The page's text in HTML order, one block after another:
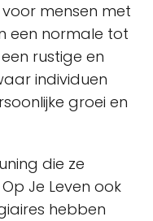
mensen met
een normale tot
rustige en
individuen
groei en
die ze
Je Leven ook
hebben